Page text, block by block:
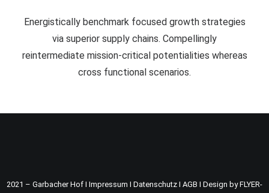
Energistically benchmark focused growth strategies
via superior supply chains. Compellingly
reintermediate mission-critical potentialities whereas
cross functional scenarios.
2021 – Garbacher Hof I Impressum I Datenschutz I AGB I Design by FLYER-